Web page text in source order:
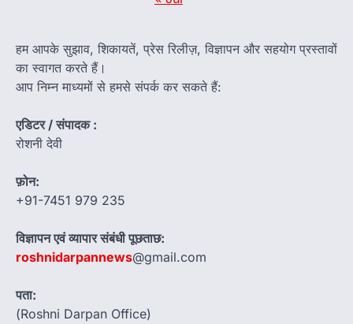
हम आपके सुझाव, शिकायतें, प्रेस रिलीज़, विज्ञापन और सहयोग प्रस्तावों
का स्वागत करते हैं।
आप निम्न माध्यमों से हमसे संपर्क कर सकते हैं:
एडिटर / संपादक :
रोशनी देवी
फ़ोन:
+91-7451 979 235
विज्ञापन एवं व्यापार संबंधी पूछताछ:
roshnidarpannews@gmail.com
पता:
(Roshni Darpan Office)